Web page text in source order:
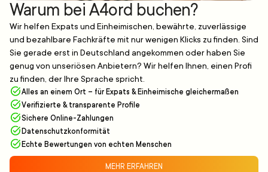
Warum bei A4ord buchen?
Wir helfen Expats und Einheimischen, bewährte, zuverlässige
und bezahlbare Fachkräfte mit nur wenigen Klicks zu finden. Sind
Sie gerade erst in Deutschland angekommen oder haben Sie
genug von unseriösen Anbietern? Wir helfen Ihnen, einen Profi
zu finden, der Ihre Sprache spricht.
Alles an einem Ort – für Expats & Einheimische gleichermaßen
Verifizierte & transparente Profile
Sichere Online-Zahlungen
Datenschutzkonformität
Echte Bewertungen von echten Menschen
MEHR ERFAHREN